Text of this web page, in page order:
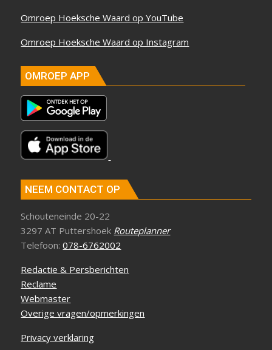
Omroep Hoeksche Waard op YouTube
Omroep Hoeksche Waard op Instagram
OMROEP APP
NEEM CONTACT OP
Schouteneinde 20-22
3297 AT Puttershoek Routeplanner
Telefoon:078-6762002
Redactie & Persberichten
Reclame
Webmaster
Overige vragen/opmerkingen
Privacy verklaring